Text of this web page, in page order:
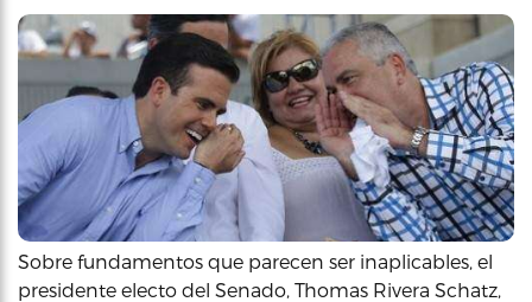
Sobre fundamentos que parecen ser inaplicables, el
presidente electo del Senado, Thomas Rivera Schatz,